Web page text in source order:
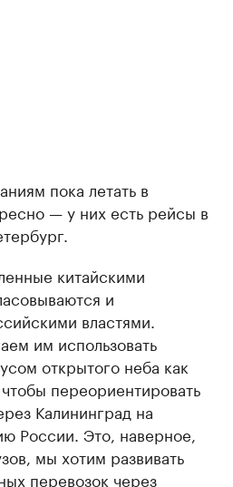
пока летать в
— у них есть рейсы в
китайскими
и
властями.
им использовать
открытого неба как
переориентировать
Калининград на
России. Это, наверное,
мы хотим развивать
перевозок через